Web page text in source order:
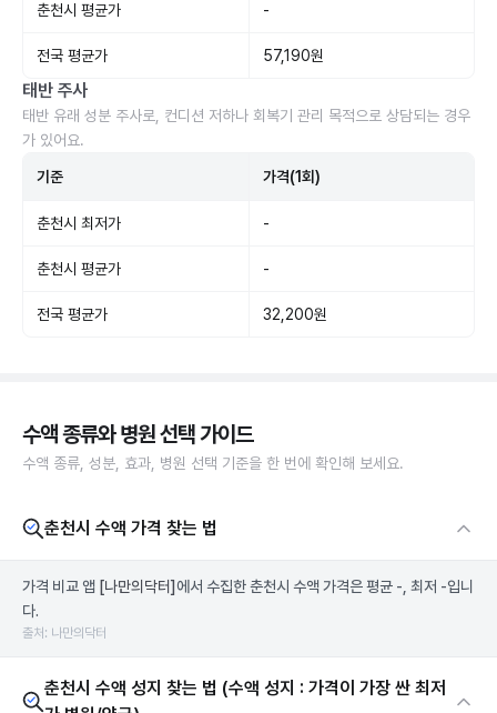
춘천시 평균가 -
전국 평균가 57,190원
태반 주사
태반 유래 성분 주사로, 컨디션 저하나 회복기 관리 목적으로 상담되는 경우
가 있어요.
기준 가격(1회)
춘천시 최저가 -
춘천시 평균가 -
전국 평균가 32,200원
수액 종류와 병원 선택 가이드
수액 종류, 성분, 효과, 병원 선택 기준을 한 번에 확인해 보세요.
춘천시 수액 가격 찾는 법
가격 비교 앱 [나만의닥터] 에서 수집한 춘천시 수액 가격은 평균 -, 최저 -입니
다.
출처: 나만의닥터
춘천시 수액 성지 찾는 법 (수액 성지 : 가격이 가장 싼 최저